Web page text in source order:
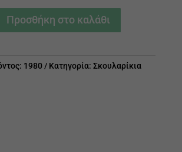
Προσθήκη στο καλάθι
1980 Κατηγορία: Σκουλαρίκια